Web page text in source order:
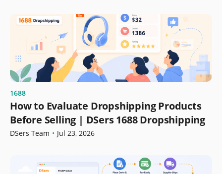
1688
How to Evaluate Dropshipping Products
Before Selling | DSers 1688 Dropshipping
DSers Team • Jul 23, 2026